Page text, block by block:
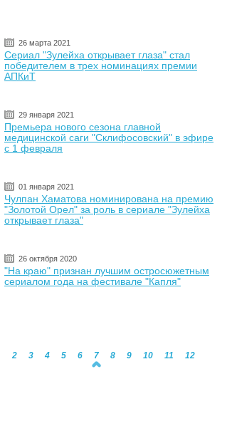
26 марта 2021
Сериал "Зулейха открывает глаза" стал
победителем в трех номинациях премии
АПКиТ
29 января 2021
Премьера нового сезона главной
медицинской саги "Склифосовский" в эфире
с 1 февраля
01 января 2021
Чулпан Хаматова номинирована на премию
"Золотой Орел" за роль в сериале "Зулейха
открывает глаза"
26 октября 2020
"На краю" признан лучшим остросюжетным
сериалом года на фестивале "Капля"
2 3 4 5 6 7 8 9 10 11
12